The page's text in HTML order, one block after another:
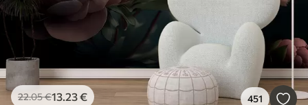
22.05€13.23€ 451